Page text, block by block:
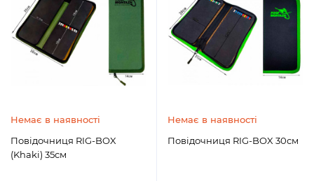
Немає в наявності
Повідочниця RIG-BOX
(Khaki) 35см
Немає в наявності
Повідочниця RIG-BOX 30см